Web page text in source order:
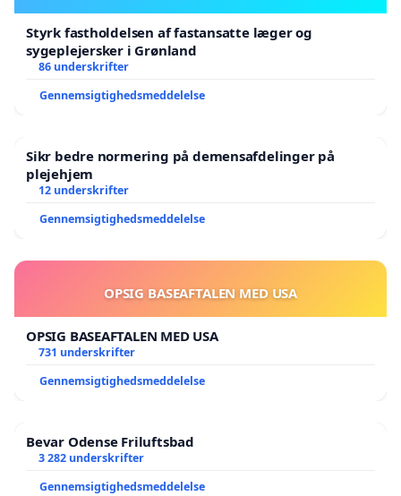
Styrk fastholdelsen af fastansatte læger og
sygeplejersker i Grønland
86 underskrifter
Gennemsigtighedsmeddelelse
Sikr bedre normering på demensafdelinger på
plejehjem
12 underskrifter
Gennemsigtighedsmeddelelse
OPSIG BASEAFTALEN MED USA
OPSIG BASEAFTALEN MED USA
731 underskrifter
Gennemsigtighedsmeddelelse
Bevar Odense Friluftsbad
3 282 underskrifter
Gennemsigtighedsmeddelelse